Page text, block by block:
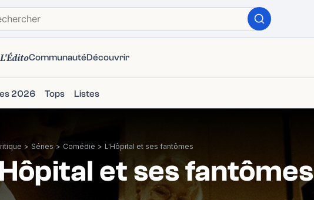
L'ÉditoCommunautéDécouvrir
2026 Tops Listes
> Séries > Comédie > L'Hôpital et ses fantômes
et ses fantômes